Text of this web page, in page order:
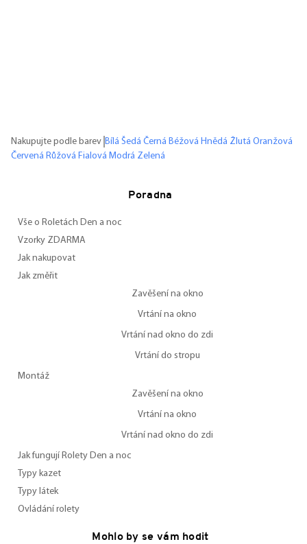
Nakupujte podle barev Bílá Šedá Černá Béžová Hnědá Žlutá Oranžová
Červená Růžová Fialová Modrá Zelená
Poradna
Vše o Roletách Den a noc
Vzorky ZDARMA
Jak nakupovat
Jak změřit
Zavěšení na okno
Vrtání na okno
Vrtání nad okno do zdi
Vrtání do stropu
Montáž
Zavěšení na okno
Vrtání na okno
Vrtání nad okno do zdi
Jak fungují Rolety Den a noc
Typy kazet
Typy látek
Ovládání rolety
Mohlo by se vám hodit